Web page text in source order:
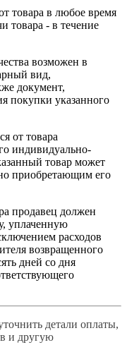
товара в любое время
товара - в течение
возможен в
вид,
документ,
покупки указанного
от товара
индивидуально-
товар может
приобретающим его
продавец должен
уплаченную
расходов
возвращенного
дней со дня
детали оплаты,
и другую